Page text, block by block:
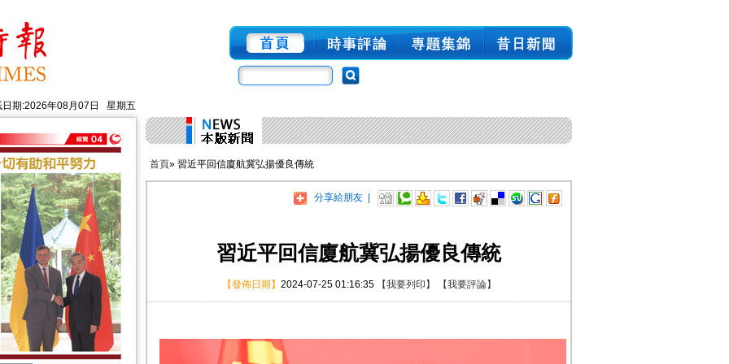
日期:2026年08月07日 星期五
首頁» 習近平回信廈航冀弘揚優良傳統
分享給朋友 |
習近平回信廈航冀弘揚優良傳統
【發佈日期】 2024-07-25 01:16:35 【我要列印】 【我要評論】